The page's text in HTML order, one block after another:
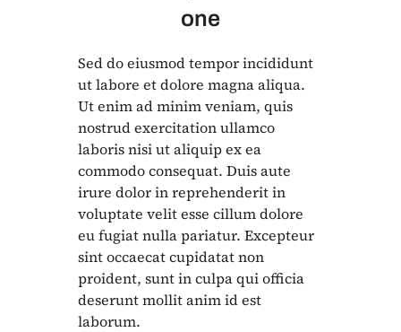
one
Sed do eiusmod tempor incididunt
ut labore et dolore magna aliqua.
Ut enim ad minim veniam, quis
nostrud exercitation ullamco
laboris nisi ut aliquip ex ea
commodo consequat. Duis aute
irure dolor in reprehenderit in
voluptate velit esse cillum dolore
eu fugiat nulla pariatur. Excepteur
sint occaecat cupidatat non
proident, sunt in culpa qui officia
deserunt mollit anim id est
laborum.